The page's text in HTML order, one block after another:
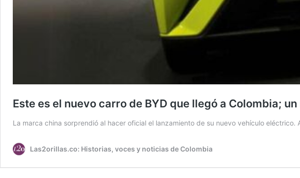
Este es el nuevo carro de BYD que llegó a Colombia;
La marca china sorprendió al hacer oficial el lanzamiento de su nuevo vehículo
Las2orillas.co: Historias, voces y noticias de Colombia